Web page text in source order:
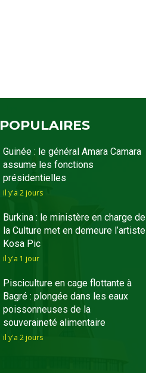
Guinée : le général Amara Camara
assume les fonctions
présidentielles
il y'a 2 jours
Burkina : le ministère en charge de
la Culture met en demeure l’artiste
Kosa Pic
il y'a 1 jour
Pisciculture en cage flottante à
Bagré : plongée dans les eaux
poissonneuses de la
souveraineté alimentaire
il y'a 2 jours